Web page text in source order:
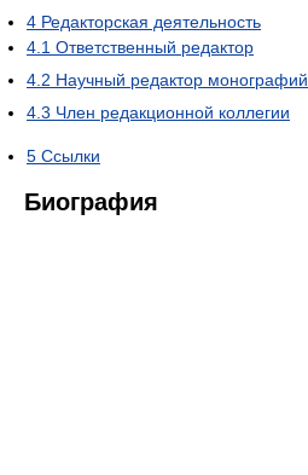
4 Редакторская деятельность
4.1 Ответственный редактор
4.2 Научный редактор монографий
4.3 Член редакционной коллегии
5 Ссылки
Биография